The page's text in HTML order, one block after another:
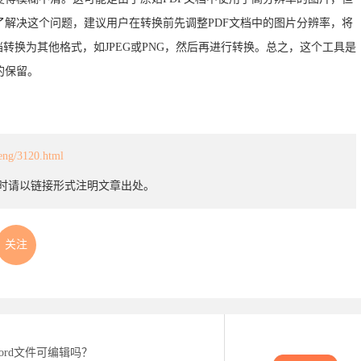
决这个问题，建议用户在转换前先调整PDF文档中的图片分辨率，将
换为其他格式，如JPEG或PNG，然后再进行转换。总之，这个工具是
留。
3120.html
以链接形式注明文章出处。
关注
文件可编辑吗？